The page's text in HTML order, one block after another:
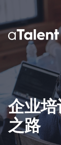
企业
之路